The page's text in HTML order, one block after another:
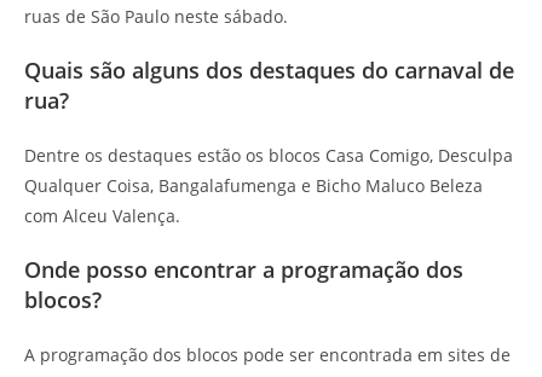
ruas de São Paulo neste sábado.
Quais são alguns dos destaques do carnaval de
rua?
Dentre os destaques estão os blocos Casa Comigo, Desculpa
Qualquer Coisa, Bangalafumenga e Bicho Maluco Beleza
com Alceu Valença.
Onde posso encontrar a programação dos
blocos?
A programação dos blocos pode ser encontrada em sites de